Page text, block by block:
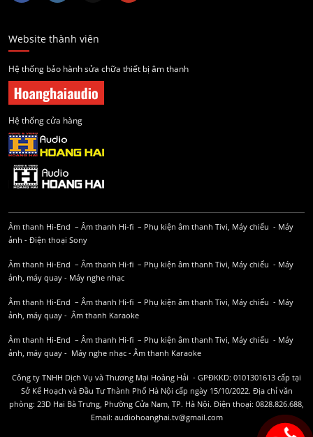
Website thành viên
Hệ thống bảo hành sửa chữa thiết bị âm thanh
Hệ thống cửa hàng
Âm thanh Hi-End – Âm thanh Hi-fi – Phụ kiện âm thanh Tivi, Máy chiếu - Máy
ảnh - Điện thoại Sony
Âm thanh Hi-End – Âm thanh Hi-fi – Phụ kiện âm thanh Tivi, Máy chiếu - Máy
ảnh, máy quay - Máy nghe nhạc
Âm thanh Hi-End – Âm thanh Hi-fi – Phụ kiện âm thanh Tivi, Máy chiếu - Máy
ảnh, máy quay - Âm thanh Karaoke
Âm thanh Hi-End – Âm thanh Hi-fi – Phụ kiện âm thanh Tivi, Máy chiếu - Máy
ảnh, máy quay - Máy nghe nhạc - Âm thanh Karaoke
Công ty TNHH Dịch Vụ và Thương Mại Hoàng Hải - GPĐKKD: 0101301613 cấp tại
Sở Kế Hoạch và Đầu Tư Thành Phố Hà Nội cấp ngày 15/10/2022. Địa chỉ văn
phòng: 23D Hai Bà Trưng, Phường Cửa Nam, TP. Hà Nội. Điện thoại: 0828.826.688,
Email: audiohoanghai.tv@gmail.com